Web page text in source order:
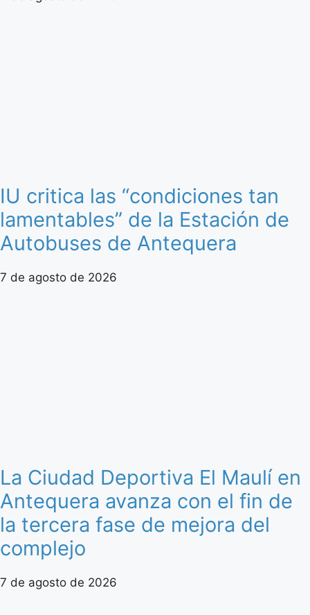
IU critica las “condiciones tan
lamentables” de la Estación de
Autobuses de Antequera
7 de agosto de 2026
La Ciudad Deportiva El Maulí en
Antequera avanza con el fin de
la tercera fase de mejora del
complejo
7 de agosto de 2026